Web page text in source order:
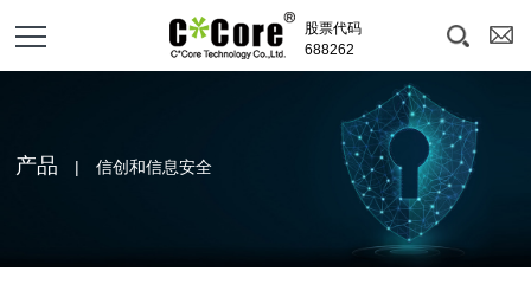
股票代码
688262
产品 | 信创和信息安全